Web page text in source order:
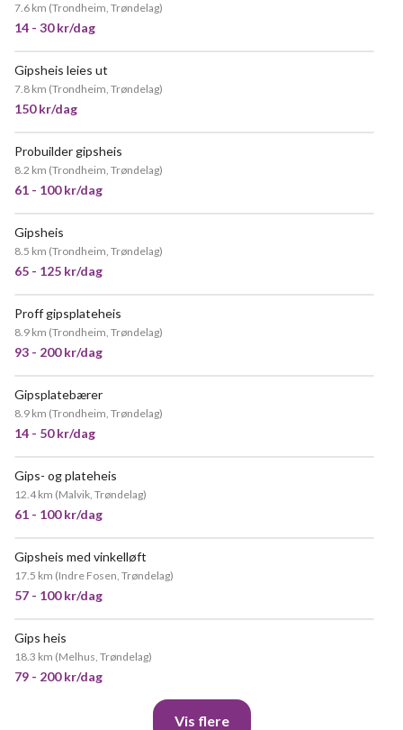
7.6 km (Trondheim, Trøndelag)
14 - 30 kr/dag
Gipsheis leies ut
7.8 km (Trondheim, Trøndelag)
150 kr/dag
Probuilder gipsheis
8.2 km (Trondheim, Trøndelag)
61 - 100 kr/dag
Gipsheis
8.5 km (Trondheim, Trøndelag)
65 - 125 kr/dag
Proff gipsplateheis
8.9 km (Trondheim, Trøndelag)
93 - 200 kr/dag
Gipsplatebærer
8.9 km (Trondheim, Trøndelag)
14 - 50 kr/dag
Gips- og plateheis
12.4 km (Malvik, Trøndelag)
61 - 100 kr/dag
Gipsheis med vinkelløft
17.5 km (Indre Fosen, Trøndelag)
57 - 100 kr/dag
Gips heis
18.3 km (Melhus, Trøndelag)
79 - 200 kr/dag
Vis flere